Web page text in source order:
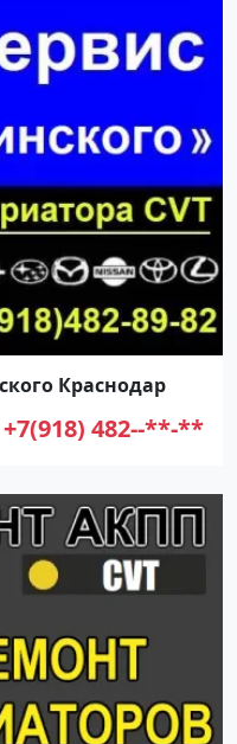
Краснодар
+7(918) 482--**-**